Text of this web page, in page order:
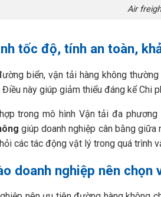
Air
tốc độ, tính an toàn,
biển, vận tải hàng không
Điều này giúp giảm thiểu đáng kể Chi
trong mô hình Vận tải đa phương
giúp doanh nghiệp cân bằng giữa
các tác động vật lý trong quá trình
doanh nghiệp nên chọn